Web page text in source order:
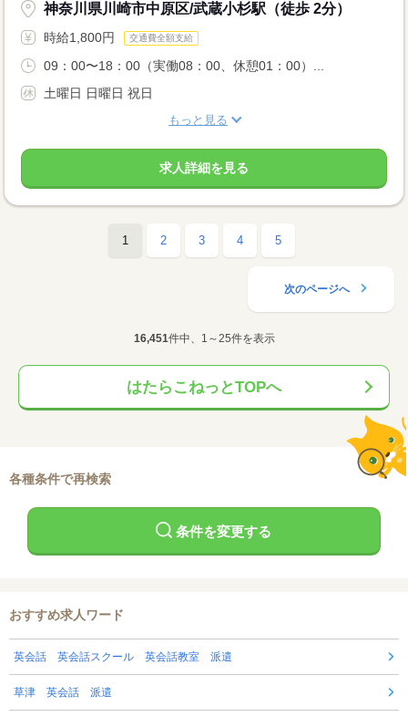
神奈川県川崎市中原区/武蔵小杉駅（徒歩 2分）
時給1,800円 交通費全額支給
09：00〜18：00（実働08：00、休憩01：00）...
土曜日 日曜日 祝日
もっと見る
求人詳細を見る
1 2 3 4 5
次のページへ
16,451件中、1～25件を表示
はたらこねっとTOPへ
各種条件で再検索
条件を変更する
おすすめ求人ワード
英会話 英会話スクール 英会話教室 派遣
草津 英会話 派遣